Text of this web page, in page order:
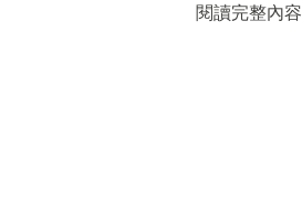
閱讀完整內容